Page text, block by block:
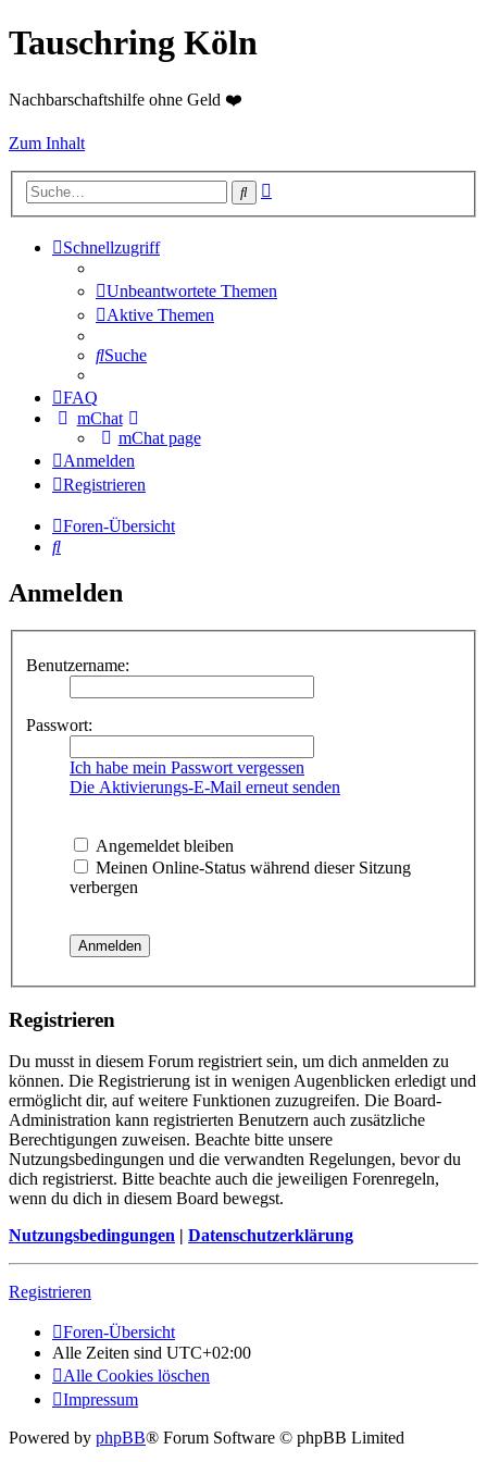
Tauschring Köln
Nachbarschaftshilfe ohne Geld ❤️
Zum Inhalt
Suche
Schnellzugriff
Unbeantwortete Themen
Aktive Themen
Suche
FAQ
mChat
mChat page
Anmelden
Registrieren
Foren-Übersicht
Suche
Anmelden
Benutzername:
Passwort:
Ich habe mein Passwort vergessen
Die Aktivierungs-E-Mail erneut senden
Angemeldet bleiben
Meinen Online-Status während dieser Sitzung
verbergen
Registrieren
Du musst in diesem Forum registriert sein, um dich anmelden zu
können. Die Registrierung ist in wenigen Augenblicken erledigt und
ermöglicht dir, auf weitere Funktionen zuzugreifen. Die Board-
Administration kann registrierten Benutzern auch zusätzliche
Berechtigungen zuweisen. Beachte bitte unsere
Nutzungsbedingungen und die verwandten Regelungen, bevor du
dich registrierst. Bitte beachte auch die jeweiligen Forenregeln,
wenn du dich in diesem Board bewegst.
Nutzungsbedingungen | Datenschutzerklärung
Registrieren
Foren-Übersicht
Alle Zeiten sind UTC+02:00
Alle Cookies löschen
Impressum
Powered by phpBB® Forum Software © phpBB Limited